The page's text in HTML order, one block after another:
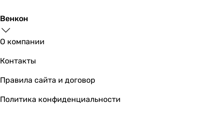
Венкон
О компании
Контакты
Правила сайта и договор
Политика конфиденциальности